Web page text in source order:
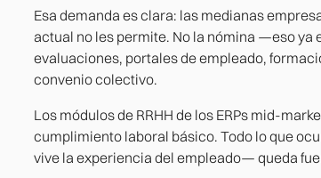
Esa demanda es clara: las medianas
actual no les permite. No la nómina —eso
evaluaciones, portales de empleado,
convenio colectivo.
Los módulos de RRHH de los ERPs mid-
cumplimiento laboral básico. Todo lo que
vive la experiencia del empleado— queda